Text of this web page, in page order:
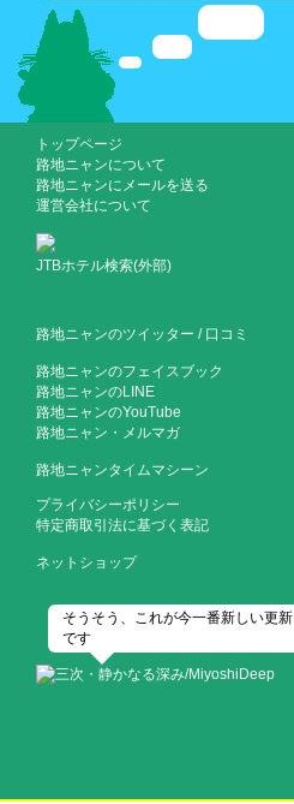
トップページ
路地ニャンについて
路地ニャンにメールを送る
運営会社について
JTBホテル検索(外部)
路地ニャンのツイッター / 口コミ
路地ニャンのフェイスブック
路地ニャンのLINE
路地ニャンのYouTube
路地ニャン・メルマガ
路地ニャンタイムマシーン
プライバシーポリシー
特定商取引法に基づく表記
ネットショップ
そうそう、これが今一番新しい更新
です